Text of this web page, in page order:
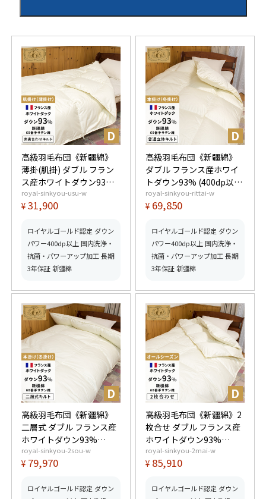
高級羽毛布団《新疆綿》
薄掛(肌掛) ダブル フラン
ス産ホワイトダウン93%
(400dp以上) 羽毛量
0.55kg 【5つ星ロイヤル
ふとんマーク取得】
royal-sinkyou-usu-w
¥ 31,900
ロイヤルゴールド認定 ダウン
パワー400dp以上 国内洗浄・
抗菌・パワーアップ加工 長期
3年保証 新彊綿
高級羽毛布団《新疆綿》
ダブル フランス産ホワイ
トダウン93% (400dp以
上) 羽毛量1.7kg 【5つ星
ロイヤルゴールド取得】
得】
royal-sinkyou-rittai-w
¥ 69,850
ロイヤルゴールド認定 ダウン
パワー400dp以上 国内洗浄・
抗菌・パワーアップ加工 長期
3年保証 新彊綿
高級羽毛布団《新疆綿》
二層式 ダブル フランス産
ホワイトダウン93%
(400dp以上) 羽毛量1.8kg
【5つ星ロイヤルゴールド
ーク取得】
royal-sinkyou-2sou-w
¥ 79,970
ロイヤルゴールド認定 ダウン
高級羽毛布団《新疆綿》2
枚合せ ダブル フランス産
ホワイトダウン93%
(400dp以上) 合掛1.2kg、
薄掛0.55kg 【5つ星ロイ
ッドふとんマーク取得】
royal-sinkyou-2mai-w
¥ 85,910
ロイヤルゴールド認定 ダウン